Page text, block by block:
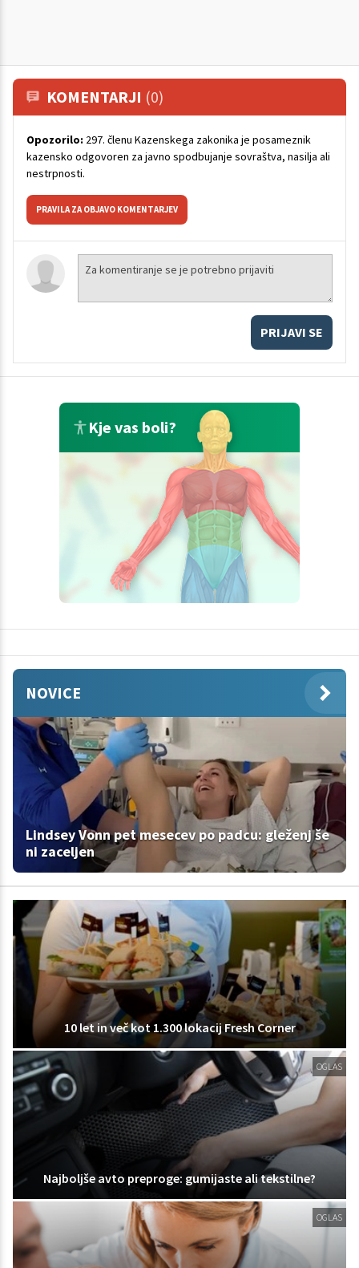
KOMENTARJI (0)
Opozorilo: 297. členu Kazenskega zakonika je posameznik
kazensko odgovoren za javno spodbujanje sovraštva, nasilja ali
nestrpnosti.
PRAVILA ZA OBJAVO KOMENTARJEV
PRIJAVI SE
Kje vas boli?
NOVICE
Lindsey Vonn pet mesecev po padcu: gleženj še
ni zaceljen
10 let in več kot 1.300 lokacij Fresh Corner
OGLAS
Najboljše avto preproge: gumijaste ali tekstilne?
OGLAS